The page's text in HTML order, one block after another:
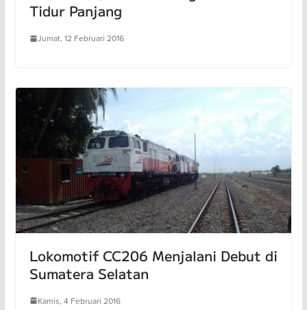
Tidur Panjang
Jumat, 12 Februari 2016
Lokomotif CC206 Menjalani Debut di
Sumatera Selatan
Kamis, 4 Februari 2016